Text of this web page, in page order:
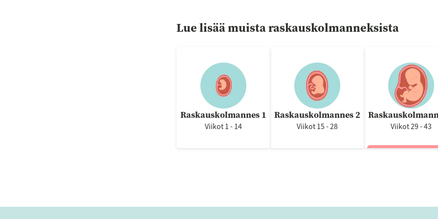
Lue lisää muista raskauskolmanneksista
Raskauskolmannes 1
Viikot 1 - 14
Raskauskolmannes 2
Viikot 15 - 28 Viikot 29 - 43